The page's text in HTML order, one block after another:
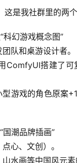
是我社群里的两
科幻游戏概念图”
队和桌游设计者。
ComfyUI搭建了
型游戏的角色原案
潮品牌插画”
心、文创）。
水画等中国风元